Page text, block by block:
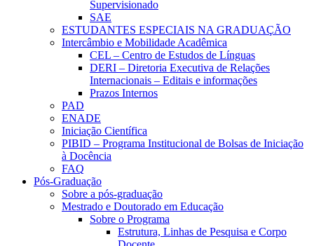
Supervisionado
SAE
ESTUDANTES ESPECIAIS NA GRADUAÇÃO
Intercâmbio e Mobilidade Acadêmica
CEL – Centro de Estudos de Línguas
DERI – Diretoria Executiva de Relações
Internacionais – Editais e informações
Prazos Internos
PAD
ENADE
Iniciação Científica
PIBID – Programa Institucional de Bolsas de Iniciação
à Docência
FAQ
Pós-Graduação
Sobre a pós-graduação
Mestrado e Doutorado em Educação
Sobre o Programa
Estrutura, Linhas de Pesquisa e Corpo